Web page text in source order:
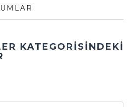
KATEGORİSİNDEKİ